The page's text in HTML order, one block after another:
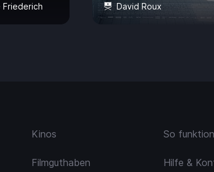
Friederich David Roux
Kinos
Filmguthaben
So
Hilfe &